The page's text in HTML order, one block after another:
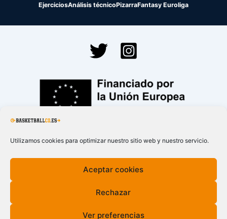
Utilizamos cookies para optimizar nuestro sitio web y nuestro servicio.
Aceptar cookies
Rechazar
Ver preferencias
EjerciciosAnálisis técnicoPizarraFantasy Euroliga
Financiado por la Unión Europea – NextGenerationEU